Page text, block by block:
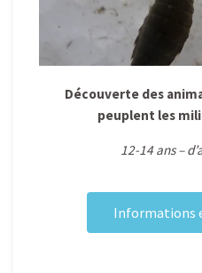
Découverte des
peuplent les
12-14 ans –
Informations